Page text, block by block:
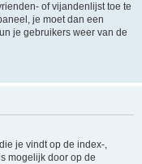
of vijandenlijst toe te
je moet dan een
je gebruikers weer van de
je vindt op de index-,
mogelijk door op de